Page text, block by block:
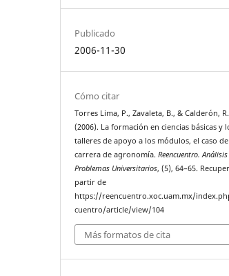
Publicado
2006-11-30
Cómo citar
Torres Lima, P., Zavaleta, B., & Calderón, R.
(2006). La formación en ciencias básicas y
talleres de apoyo a los módulos, el caso
carrera de agronomía.Reencuentro. Análisis
Problemas Universitarios, (5), 64–65.
partir de
https://reencuentro.xoc.uam.mx/
cuentro/article/view/104
Más formatos de cita